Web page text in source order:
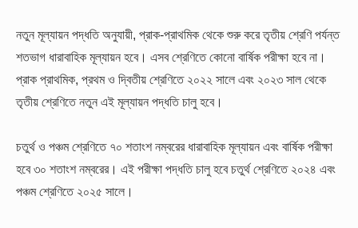
নতুন মূল্যায়ন পদ্ধতি অনুযায়ী, প্রাক-প্রাথমিক থেকে শুরু করে তৃতীয় শ্রেণি পর্যন্ত
শতভাগ ধারাবাহিক মূল্যায়ন হবে। এসব শ্রেণিতে কোনো বার্ষিক পরীক্ষা হবে না।
প্রাক প্রাথমিক, প্রথম ও দ্বিতীয় শ্রেণিতে ২০২২ সালে এবং ২০২৩ সাল থেকে
তৃতীয় শ্রেণিতে নতুন এই মূল্যায়ন পদ্ধতি চালু হবে।
চতুর্থ ও পঞ্চম শ্রেণিতে ৭০ শতাংশ নম্বরের ধারাবাহিক মূল্যায়ন এবং বার্ষিক পরীক্ষা
হবে ৩০ শতাংশ নম্বরের। এই পরীক্ষা পদ্ধতি চালু হবে চতুর্থ শ্রেণিতে ২০২৪ এবং
পঞ্চম শ্রেণিতে ২০২৫ সালে।